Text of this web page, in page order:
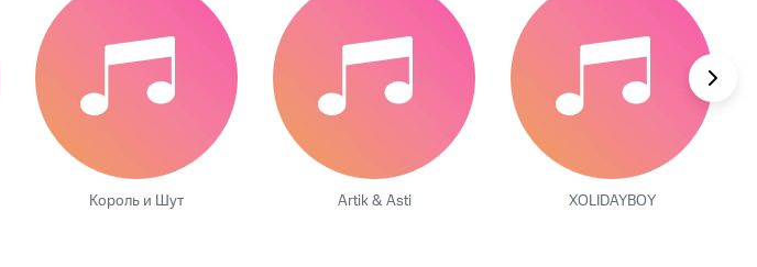
Король и Шут Artik & Asti XOLIDAYBOY